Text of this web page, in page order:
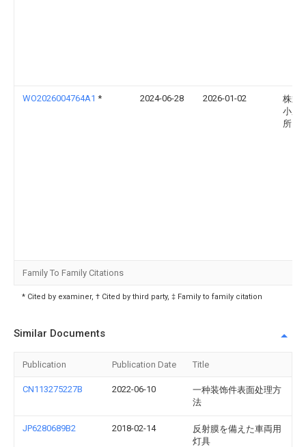
WO2026004764A1 * 2024-06-28 2026-01-02
株式
小糸
所
Family To Family Citations
* Cited by examiner, † Cited by third party, ‡ Family to family citation
Similar Documents
Publication Publication Date Title
CN113275227B 2022-06-10
一种装饰件表面处理方
法
JP6280689B2 2018-02-14
反射膜を備えた車両用
灯具